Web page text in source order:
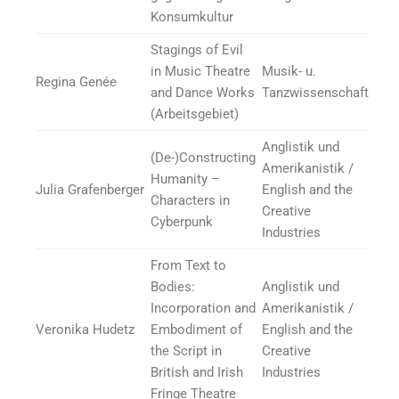
Konsumkultur
Regina Genée
Stagings of Evil
in Music Theatre
and Dance Works
(Arbeitsgebiet)
Musik- u.
Tanzwissenschaft
Julia Grafenberger
(De-)Constructing
Humanity –
Characters in
Cyberpunk
Anglistik und
Amerikanistik /
English and the
Creative
Industries
Veronika Hudetz
From Text to
Bodies:
Incorporation and
Embodiment of
the Script in
British and Irish
Fringe Theatre
Anglistik und
Amerikanistik /
English and the
Creative
Industries